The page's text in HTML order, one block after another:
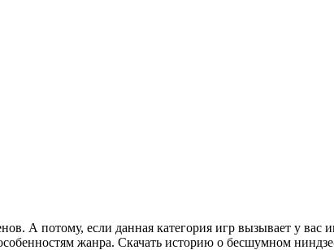
А потому, если данная категория игр вызывает у вас
жанра. Скачать историю о бесшумном